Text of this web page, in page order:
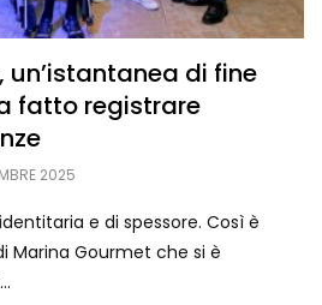
di fine
fatto registrare
2025
e di spessore. Così è
Marina Gourmet che si è